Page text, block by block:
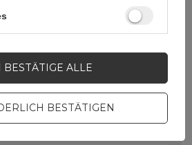
Haben Sie
BESTÄTIGEN
BESTÄTIGE ALLE